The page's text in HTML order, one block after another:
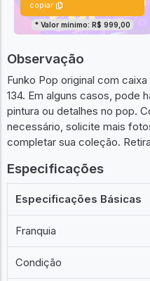
copiar
* Valor mínimo: R$ 999,00
Observação
Funko Pop original com
134. Em alguns casos, pode
pintura ou detalhes no pop.
necessário, solicite mais
completar sua coleção.
Especificações
Especificações Básicas
Franquia
Condição